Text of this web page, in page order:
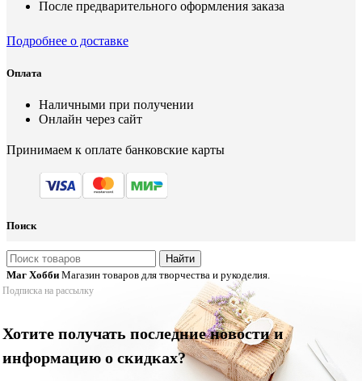
После предварительного оформления заказа
Подробнее о доставке
Оплата
Наличными при получении
Онлайн через сайт
Принимаем к оплате банковские карты
Поиск
Найти
Маг Хобби Магазин товаров для творчества и рукоделия.
Подписка на рассылку
Хотите получать последние новости и
информацию о скидках?